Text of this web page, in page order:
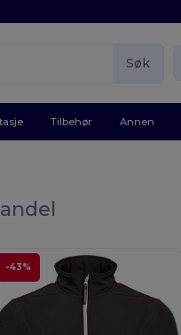
Søk
Tilbehør Annen
-43%